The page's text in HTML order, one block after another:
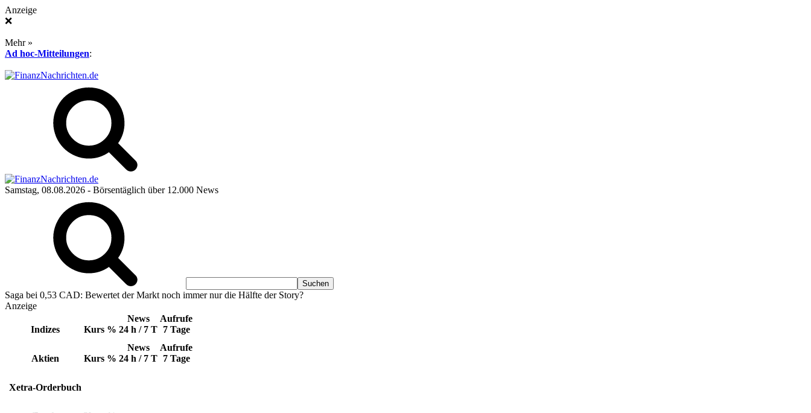
Anzeige
❌
Mehr »
Ad hoc-Mitteilungen:
Samstag, 08.08.2026 - Börsentäglich über 12.000 News
Saga bei 0,53 CAD: Bewertet der Markt noch immer nur die Hälfte der Story?
Anzeige
Indizes Kurs %
News
24 h / 7 T
Aufrufe
7 Tage
Aktien Kurs %
News
24 h / 7 T
Aufrufe
7 Tage
Xetra-Orderbuch